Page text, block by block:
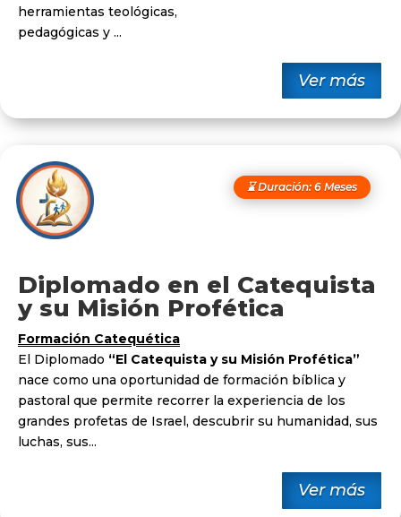
herramientas teológicas,
pedagógicas y ...
Ver más
⌛ Duración: 6 Meses
Diplomado en el Catequista
y su Misión Profética
Formación Catequética
El Diplomado “El Catequista y su Misión Profética”
nace como una oportunidad de formación bíblica y
pastoral que permite recorrer la experiencia de los
grandes profetas de Israel, descubrir su humanidad, sus
luchas, sus...
Ver más